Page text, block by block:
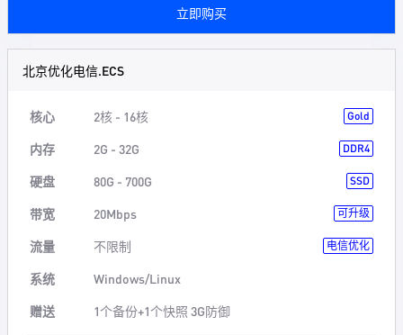
立即购买
北京优化电信.ECS
核心 2核 - 16核 Gold
内存 2G - 32G DDR4
硬盘 80G - 700G SSD
带宽 20Mbps 可升级
流量 不限制 电信优化
系统
Windows/Linux
赠送
1个备份+1个快照 3G防御